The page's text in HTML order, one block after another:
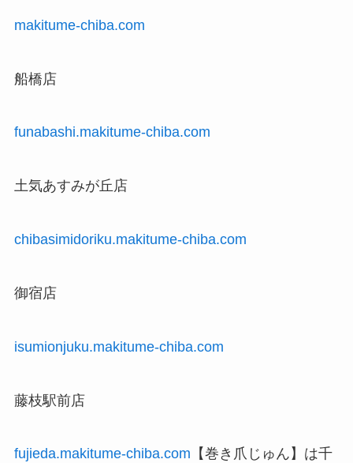
makitume-chiba.com
船橋店
funabashi.makitume-chiba.com
土気あすみが丘店
chibasimidoriku.makitume-chiba.com
御宿店
isumionjuku.makitume-chiba.com
藤枝駅前店
fujieda.makitume-chiba.com 【巻き爪じゅん】は千